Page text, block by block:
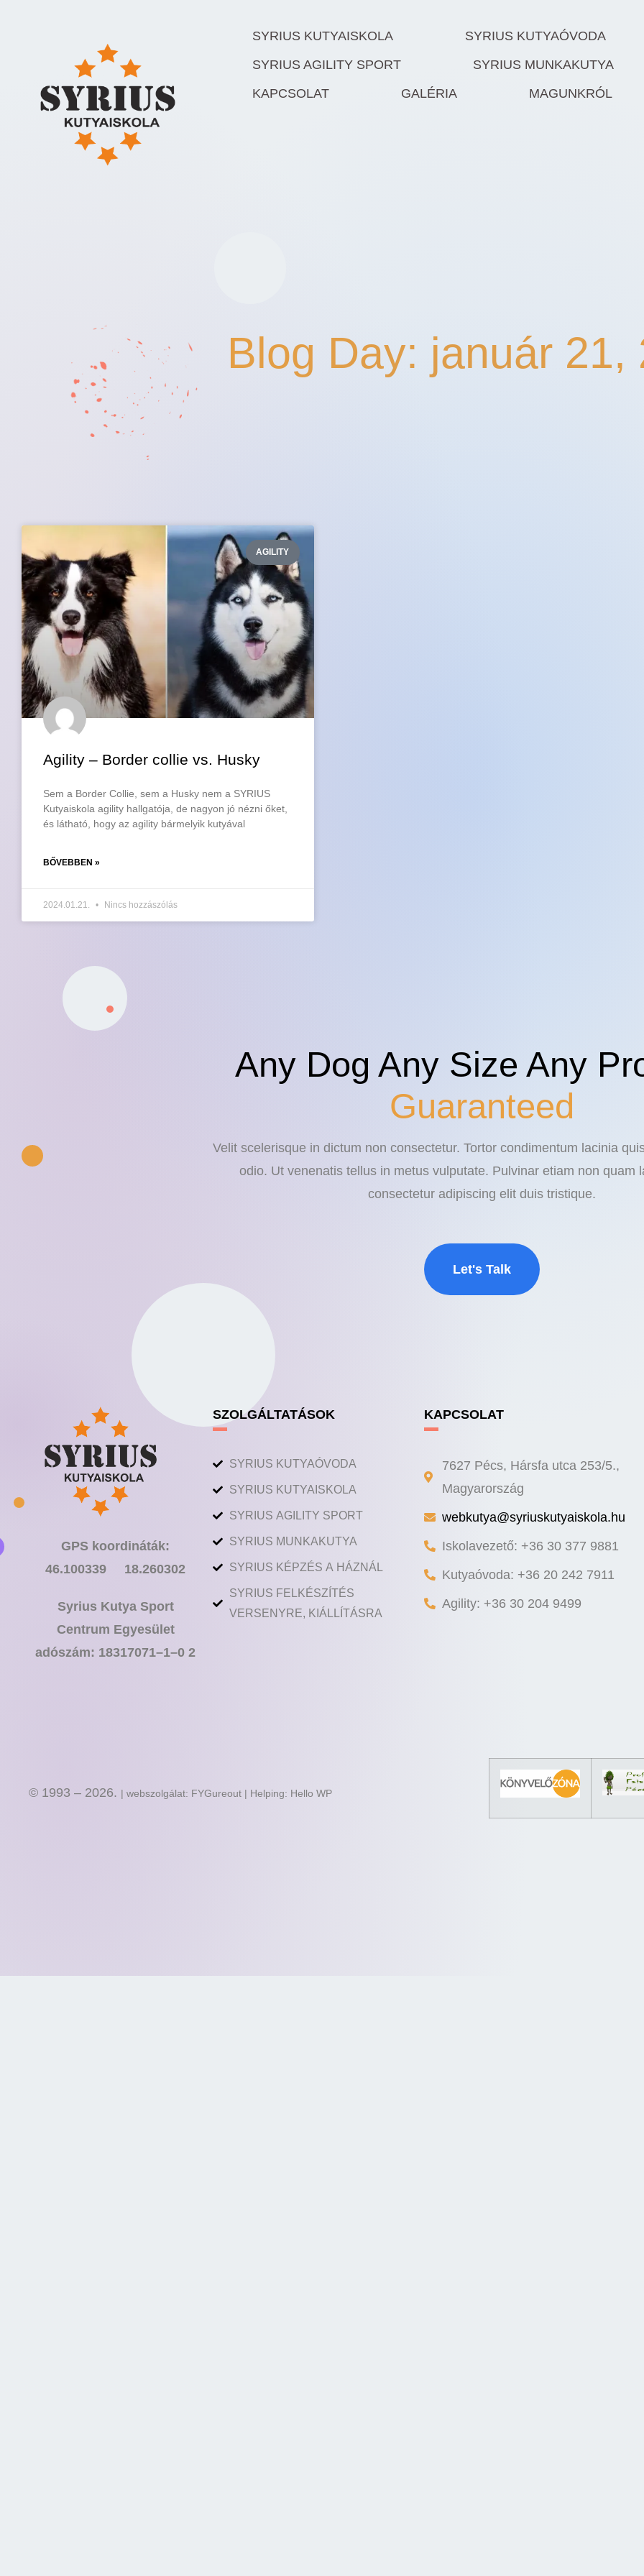
SYRIUS KUTYAISKOLA
SYRIUS KUTYAÓVODA
SYRIUS AGILITY SPORT
SYRIUS MUNKAKUTYA
KAPCSOLAT
GALÉRIA MAGUNKRÓL
Blog Day: január 21,
AGILITY
Agility – Border collie vs. Husky
Sem a Border Collie, sem a Husky nem a SYRIUS
Kutyaiskola agility hallgatója, de nagyon jó nézni őket,
és látható, hogy az agility bármelyik kutyával
BŐVEBBEN »
2024.01.21. Nincs hozzászólás
Any Dog Any Size Any
Guaranteed
Velit scelerisque in dictum non consectetur. Tortor condimentum lacinia
odio. Ut venenatis tellus in metus vulputate. Pulvinar etiam non quam
consectetur adipiscing elit duis tristique.
Let's Talk
GPS koordináták:
46.100339 18.260302
Syrius Kutya Sport
Centrum Egyesület
adószám: 18317071–1–0 2
SZOLGÁLTATÁSOK
SYRIUS KUTYAÓVODA
SYRIUS KUTYAISKOLA
SYRIUS AGILITY SPORT
SYRIUS MUNKAKUTYA
SYRIUS KÉPZÉS A HÁZNÁL
SYRIUS FELKÉSZÍTÉS
VERSENYRE, KIÁLLÍTÁSRA
KAPCSOLAT
7627 Pécs, Hársfa utca 253/5.,
Magyarország
webkutya@syriuskutyaiskola.hu
Iskolavezető: +36 30 377 9881
Kutyaóvoda: +36 20 242 7911
Agility: +36 30 204 9499
© 1993 – 2026. | webszolgálat: FYGureout | Helping: Hello WP